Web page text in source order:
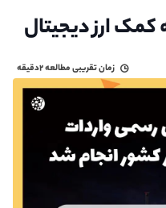
ارز دیجیتال
زمان تقریبی مطالعه۲دقیقه